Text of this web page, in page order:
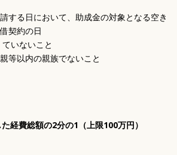
する日において、助成金の対象となる空き
契約の日
いないこと
等以内の親族でないこと
経費総額の2分の1（上限100万円）